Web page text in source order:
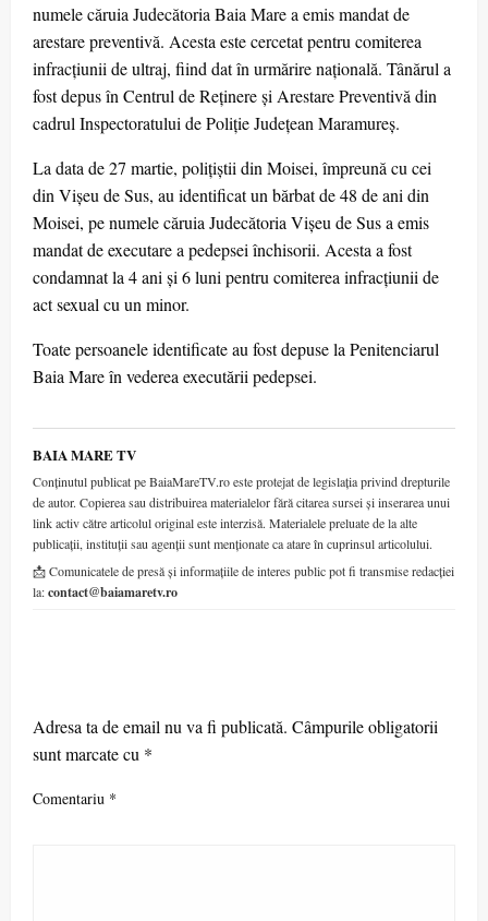
numele căruia Judecătoria Baia Mare a emis mandat de
arestare preventivă. Acesta este cercetat pentru comiterea
infracțiunii de ultraj, fiind dat în urmărire națională. Tânărul a
fost depus în Centrul de Reținere și Arestare Preventivă din
cadrul Inspectoratului de Poliție Județean Maramureș.
La data de 27 martie, polițiștii din Moisei, împreună cu cei
din Vișeu de Sus, au identificat un bărbat de 48 de ani din
Moisei, pe numele căruia Judecătoria Vișeu de Sus a emis
mandat de executare a pedepsei închisorii. Acesta a fost
condamnat la 4 ani și 6 luni pentru comiterea infracțiunii de
act sexual cu un minor.
Toate persoanele identificate au fost depuse la Penitenciarul
Baia Mare în vederea executării pedepsei.
BAIA MARE TV
Conținutul publicat pe BaiaMareTV.ro este protejat de legislația privind drepturile
de autor. Copierea sau distribuirea materialelor fără citarea sursei și inserarea unui
link activ către articolul original este interzisă. Materialele preluate de la alte
publicații, instituții sau agenții sunt menționate ca atare în cuprinsul articolului.
📩 Comunicatele de presă și informațiile de interes public pot fi transmise redacției
la:contact@baiamaretv.ro
Adresa ta de email nu va fi publicată. Câmpurile obligatorii
sunt marcate cu *
Comentariu *